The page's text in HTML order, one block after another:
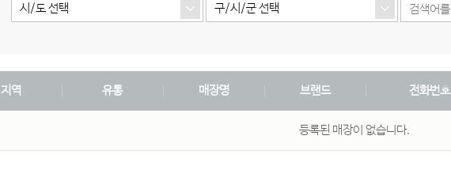
시/도 선택 구/시/군 선택
지역 유통 매장명 브랜드 전화번호
등록된 매장이 없습니다.